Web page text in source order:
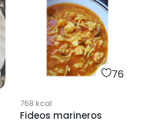
76
768 kcal
Fideos marineros